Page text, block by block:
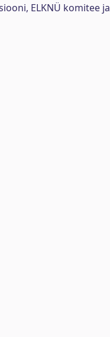
ELKNÜ komitee ja